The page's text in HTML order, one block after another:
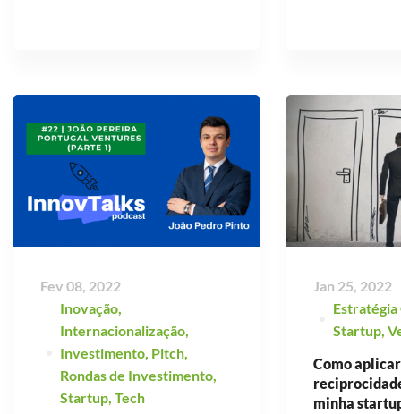
Fev 08, 2022
Inovação,
Internacionalização,
Investimento, Pitch,
Rondas de Investimento,
Startup, Tech
Jan 25, 2022
Startup,
Como
minha